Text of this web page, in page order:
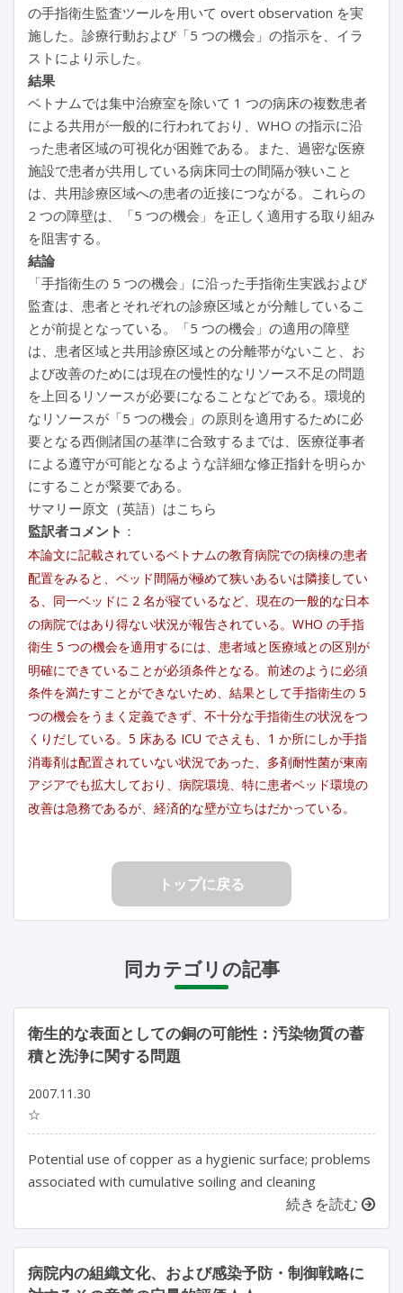
の手指衛生監査ツールを用いて overt observation を実
施した。診療行動および「5 つの機会」の指示を、イラ
ストにより示した。
結果
ベトナムでは集中治療室を除いて 1 つの病床の複数患者
による共用が一般的に行われており、WHO の指示に沿
った患者区域の可視化が困難である。また、過密な医療
施設で患者が共用している病床同士の間隔が狭いこと
は、共用診療区域への患者の近接につながる。これらの
2 つの障壁は、「5 つの機会」を正しく適用する取り組み
を阻害する。
結論
「手指衛生の 5 つの機会」に沿った手指衛生実践および
監査は、患者とそれぞれの診療区域とが分離しているこ
とが前提となっている。「5 つの機会」の適用の障壁
は、患者区域と共用診療区域との分離帯がないこと、お
よび改善のためには現在の慢性的なリソース不足の問題
を上回るリソースが必要になることなどである。環境的
なリソースが「5 つの機会」の原則を適用するために必
要となる西側諸国の基準に合致するまでは、医療従事者
による遵守が可能となるような詳細な修正指針を明らか
にすることが緊要である。
サマリー原文（英語）はこちら
監訳者コメント ：
本論文に記載されているベトナムの教育病院での病棟の患者
配置をみると、ベッド間隔が極めて狭いあるいは隣接してい
る、同一ベッドに 2 名が寝ているなど、現在の一般的な日本
の病院ではあり得ない状況が報告されている。WHO の手指
衛生 5 つの機会を適用するには、患者域と医療域との区別が
明確にできていることが必須条件となる。前述のように必須
条件を満たすことができないため、結果として手指衛生の 5
つの機会をうまく定義できず、不十分な手指衛生の状況をつ
くりだしている。5 床ある ICU でさえも、1 か所にしか手指
消毒剤は配置されていない状況であった、多剤耐性菌が東南
アジアでも拡大しており、病院環境、特に患者ベッド環境の
改善は急務であるが、経済的な壁が立ちはだかっている。
トップに戻る
同カテゴリの記事
衛生的な表面としての銅の可能性：汚染物質の蓄
積と洗浄に関する問題
2007.11.30
☆
Potential use of copper as a hygienic surface; problems
associated with cumulative soiling and cleaning
続きを読む
病院内の組織文化、および感染予防・制御戦略に